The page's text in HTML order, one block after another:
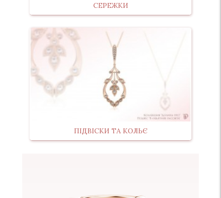
СЕРЕЖКИ
ПІДВІСКИ ТА КОЛЬЄ